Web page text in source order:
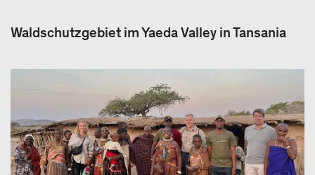
Waldschutzgebiet im Yaeda Valley in Tansania